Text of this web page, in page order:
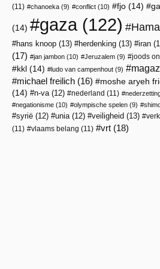
(11)
chanoeka (9) conflict (10) fjo (14)
(14) gaza(122)
hans knoop (13) herdenking (13) iran
(17)
jan jambon (10) Jeruzalem (9) joods
kkl (14) ludo van campenhout (9)
michael freilich (16)
moshe aryeh
(14)
n-va(12) nederland (11)
negationisme (10) olympische spelen (9)
syrië (12) unia(12) veiligheid (13)
(11)
vlaams belang (11) vrt (18)